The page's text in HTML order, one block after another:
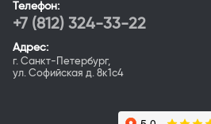
Телефон:
+7 (812) 324-33-22
Адрес:
г. Санкт-Петербург,
ул. Софийская д. 8к1с4